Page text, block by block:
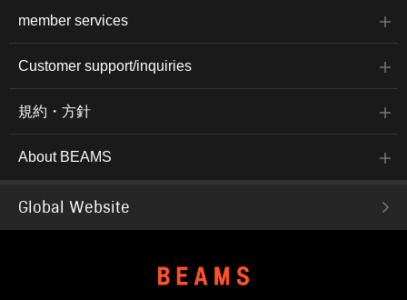
member services
Customer support/inquiries
規約・方針
About BEAMS
Global Website